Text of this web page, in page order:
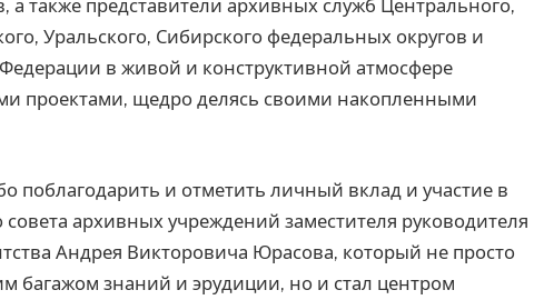
также представители архивных служб Центрального,
Уральского, Сибирского федеральных округов и
в живой и конструктивной атмосфере
проектами, щедро делясь своими накопленными
поблагодарить и отметить личный вклад и участие в
архивных учреждений заместителя руководителя
Андрея Викторовича Юрасова, который не просто
багажом знаний и эрудиции, но и стал центром